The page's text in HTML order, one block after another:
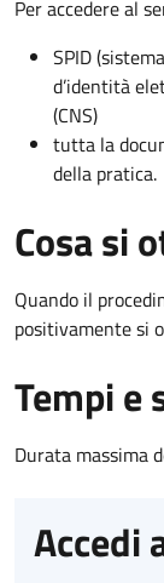
Per accedere al
SPID
d’identità
(CNS)
tutta la
della pratica.
Cosa si
Quando il
positivamente si
Tempi e
Durata massima
Accedi